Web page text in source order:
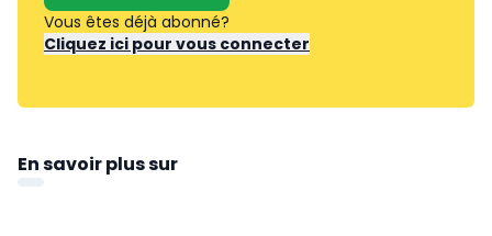
Vous êtes déjà abonné?
Cliquez ici pour vous connecter
En savoir plus sur